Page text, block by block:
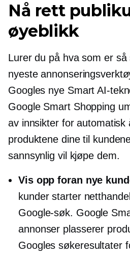
Nå rett
øyeblikk
Lurer du på hva som er
nyeste
Googles nye Smart AI-
Google Smart Shopping
av innsikter for automatisk
produktene dine til
sannsynlig vil kjøpe dem.
Vis opp foran nye
kunder starter
Google-søk. Google
annonser plasserer
Googles søkeresultater